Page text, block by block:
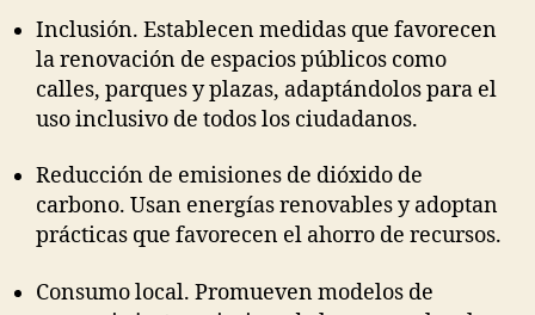
Inclusión. Establecen medidas que favorecen
la renovación de espacios públicos como
calles, parques y plazas, adaptándolos para el
uso inclusivo de todos los ciudadanos.
Reducción de emisiones de dióxido de
carbono. Usan energías renovables y adoptan
prácticas que favorecen el ahorro de recursos.
Consumo local. Promueven modelos de